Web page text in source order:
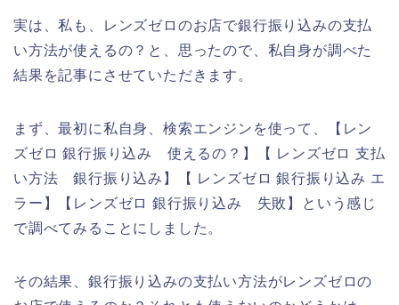
実は、私も、レンズゼロのお店で銀行振り込みの支払
い方法が使えるの？と、思ったので、私自身が調べた
結果を記事にさせていただきます。
まず、最初に私自身、検索エンジンを使って、【レン
ズゼロ 銀行振り込み 使えるの？】【 レンズゼロ 支払
い方法 銀行振り込み】【 レンズゼロ 銀行振り込み エ
ラー】【レンズゼロ 銀行振り込み 失敗】という感じ
で調べてみることにしました。
その結果、銀行振り込みの支払い方法がレンズゼロの